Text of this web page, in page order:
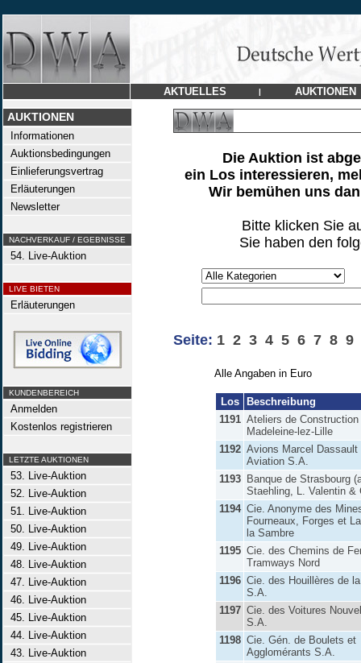
AKTUELLES | AUKTIONEN
AUKTIONEN
Informationen
Auktionsbedingungen
Einlieferungsvertrag
Erläuterungen
Newsletter
NACHVERKAUF / EGEBNISSE
54. Live-Auktion
LIVE BIETEN
Erläuterungen
KUNDENBEREICH
Anmelden
Kostenlos registrieren
LETZTE AUKTIONEN
53. Live-Auktion
52. Live-Auktion
51. Live-Auktion
50. Live-Auktion
49. Live-Auktion
48. Live-Auktion
47. Live-Auktion
46. Live-Auktion
45. Live-Auktion
44. Live-Auktion
43. Live-Auktion
Die Auktion ist
ein Los interessieren,
Wir bemühen uns
Bitte klicken Sie
Sie haben den
Seite: 1 2 3 4 5 6 7 8 9
Alle Angaben in Euro
Los
Beschreibung
1191 Ateliers de Construction
Madeleine-lez-Lille
1192 Avions Marcel Dassault
Aviation S.A.
1193
Banque de Strasbourg
Staehling, L. Valentin &
1194 Cie. Anonyme des
Fourneaux, Forges et
la Sambre
1195 Cie. des Chemins de
Tramways Nord
1196 Cie. des Houillères de
S.A.
1197 Cie. des Voitures
S.A.
1198 Cie. Gén. de Boulets et
Agglomérants S.A.